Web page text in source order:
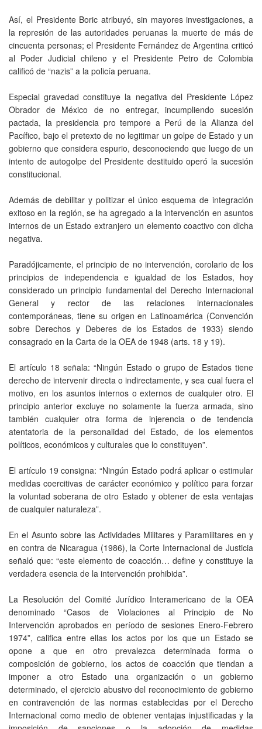
Así, el Presidente Boric atribuyó, sin mayores investigaciones, a
la represión de las autoridades peruanas la muerte de más de
cincuenta personas; el Presidente Fernández de Argentina criticó
al Poder Judicial chileno y el Presidente Petro de Colombia
calificó de “nazis” a la policía peruana.
Especial gravedad constituye la negativa del Presidente López
Obrador de México de no entregar, incumpliendo sucesión
pactada, la presidencia pro tempore a Perú de la Alianza del
Pacífico, bajo el pretexto de no legitimar un golpe de Estado y un
gobierno que considera espurio, desconociendo que luego de un
intento de autogolpe del Presidente destituido operó la sucesión
constitucional.
Además de debilitar y politizar el único esquema de integración
exitoso en la región, se ha agregado a la intervención en asuntos
internos de un Estado extranjero un elemento coactivo con dicha
negativa.
Paradójicamente, el principio de no intervención, corolario de los
principios de independencia e igualdad de los Estados, hoy
considerado un principio fundamental del Derecho Internacional
General y rector de las relaciones internacionales
contemporáneas, tiene su origen en Latinoamérica (Convención
sobre Derechos y Deberes de los Estados de 1933) siendo
consagrado en la Carta de la OEA de 1948 (arts. 18 y 19).
El artículo 18 señala: “Ningún Estado o grupo de Estados tiene
derecho de intervenir directa o indirectamente, y sea cual fuera el
motivo, en los asuntos internos o externos de cualquier otro. El
principio anterior excluye no solamente la fuerza armada, sino
también cualquier otra forma de injerencia o de tendencia
atentatoria de la personalidad del Estado, de los elementos
políticos, económicos y culturales que lo constituyen”.
El artículo 19 consigna: “Ningún Estado podrá aplicar o estimular
medidas coercitivas de carácter económico y político para forzar
la voluntad soberana de otro Estado y obtener de esta ventajas
de cualquier naturaleza”.
En el Asunto sobre las Actividades Militares y Paramilitares en y
en contra de Nicaragua (1986), la Corte Internacional de Justicia
señaló que: “este elemento de coacción… define y constituye la
verdadera esencia de la intervención prohibida”.
La Resolución del Comité Jurídico Interamericano de la OEA
denominado “Casos de Violaciones al Principio de No
Intervención aprobados en período de sesiones Enero-Febrero
1974”, califica entre ellas los actos por los que un Estado se
opone a que en otro prevalezca determinada forma o
composición de gobierno, los actos de coacción que tiendan a
imponer a otro Estado una organización o un gobierno
determinado, el ejercicio abusivo del reconocimiento de gobierno
en contravención de las normas establecidas por el Derecho
Internacional como medio de obtener ventajas injustificadas y la